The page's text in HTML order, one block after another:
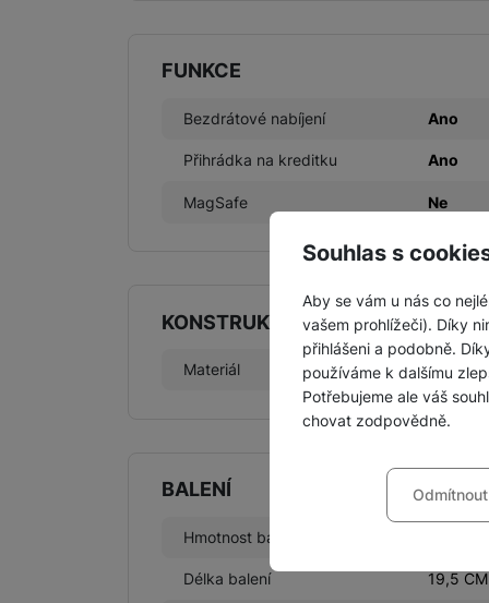
Souhlas s
Aby se vám u nás co
vašem prohlížeči). Díky
přihlášeni a podobně.
používáme k dalšímu
Potřebujeme ale váš
chovat zodpovědně.
Nastavení
bez těchto
Technické cookies
FUNKCE
Bezdrátové nabíjení Ano
Přihrádka na kreditku Ano
MagSafe Ne
KONSTRUKCE
Materiál TPU +
BALENÍ
Hmotnost balení
Délka balení 19,5 CM